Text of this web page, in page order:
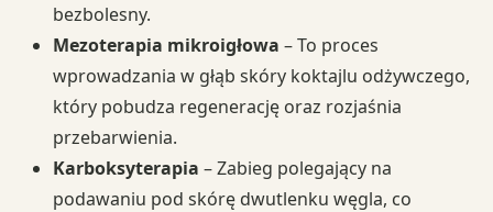
bezbolesny.
Mezoterapia mikroigłowa – To proces
wprowadzania w głąb skóry koktajlu odżywczego,
który pobudza regenerację oraz rozjaśnia
przebarwienia.
Karboksyterapia – Zabieg polegający na
podawaniu pod skórę dwutlenku węgla, co